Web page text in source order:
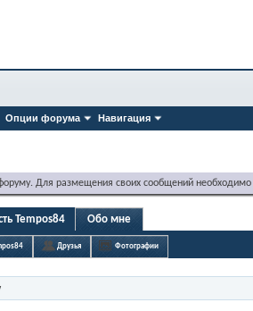
Опции форума Навигация
Для размещения своих сообщений необходимо
Tempos84 Обо мне
Друзья Фотографии